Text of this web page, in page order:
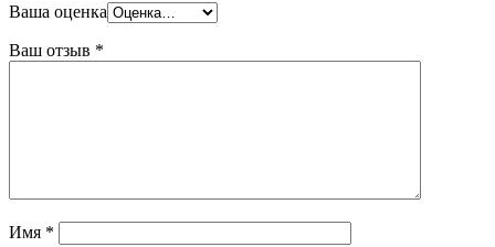
Ваша оценка
Ваш отзыв *
Имя *